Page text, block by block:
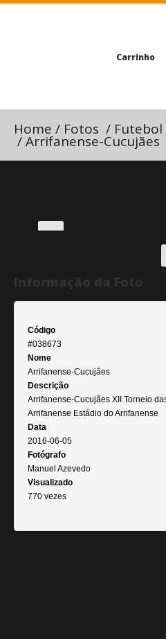
Carrinho
Home / Fotos / Futebol
/Arrifanense-Cucujães
Código
#038673
Nome
Arrifanense-Cucujães
Descrição
Arrifanense-Cucujães XII Torneio
Arrifanense Estádio do Arrifanense
Data
2016-06-05
Fotógrafo
Manuel Azevedo
Visualizado
770 vezes